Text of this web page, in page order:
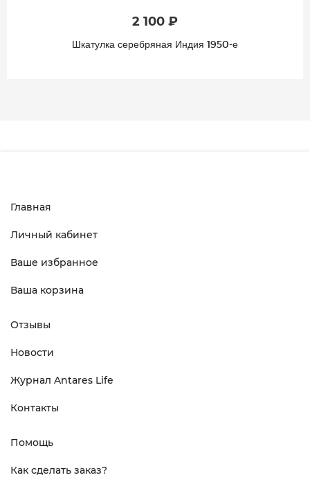
2 100 ₽
Шкатулка серебряная Индия 1950-е
Главная
Личный кабинет
Ваше избранное
Ваша корзина
Отзывы
Новости
Журнал Antares Life
Контакты
Помощь
Как сделать заказ?